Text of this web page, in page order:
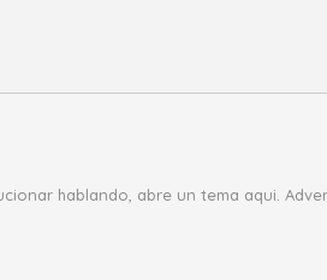
hablando, abre un tema aqui.